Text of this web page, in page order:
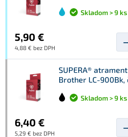
Skladom > 9 ks
5,90 €
4,88 € bez DPH
SUPERA®
Brother LC-900Bk,
Skladom > 9 ks
6,40 €
5,29 € bez DPH